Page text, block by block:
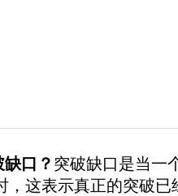
口？ 突破缺口是当一
，这表示真正的突破已